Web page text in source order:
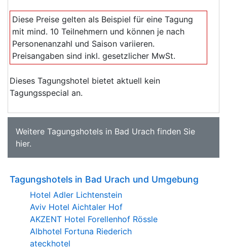
Diese Preise gelten als Beispiel für eine Tagung
mit mind. 10 Teilnehmern und können je nach
Personenanzahl und Saison variieren.
Preisangaben sind inkl. gesetzlicher MwSt.
Dieses Tagungshotel bietet aktuell kein
Tagungsspecial an.
Weitere Tagungshotels in Bad Urach finden Sie
hier.
Tagungshotels in Bad Urach und Umgebung
Hotel Adler Lichtenstein
Aviv Hotel Aichtaler Hof
AKZENT Hotel Forellenhof Rössle
Albhotel Fortuna Riederich
ateckhotel